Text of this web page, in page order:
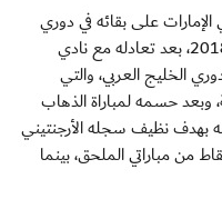
2018/ حافظ نادي الإمارات على بقائه في دوري
الخليج العربي للموسم الرياضي 2018/2019، بعد تعادله مع نادي
الخليج العربي، والتي
حسمه لمباراة الذهاب
بهدف نظيف سجله الأرجنتيني
من مباراتي الملحق، بينما